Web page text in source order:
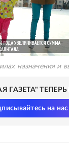
назначения и
ГАЗЕТА" ТЕПЕРЬ
на нас